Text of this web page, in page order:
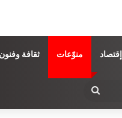
إقتصاد منوّعات ثقافة وفنون
عن